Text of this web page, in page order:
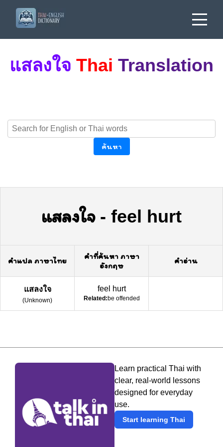
แสลงใจ Thai Translation
ค้นหา
แสลงใจ- feel hurt
คำแปล ภาษาไทย
คำที่ค้นหา ภาษา
อังกฤษ
คำอ่าน
แสลงใจ
(Unknown)
feel hurt
Related:be offended
Learn practical Thai with
clear, real-world lessons
designed for everyday
use.
Start learning Thai